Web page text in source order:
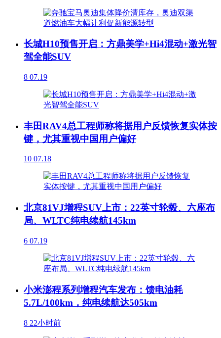
长城H10预售开启：方鼎美学+Hi4混动+激光智
驾全能SUV
8 07.19
丰田RAV4总工程师称将据用户反馈恢复实体按
键，尤其重视中国用户偏好
10 07.18
北京81VJ增程SUV上市：22英寸轮毂、六座布
局、WLTC纯电续航145km
6 07.19
小米澎程系列增程汽车发布：馈电油耗
5.7L/100km，纯电续航达505km
8 22小时前